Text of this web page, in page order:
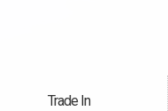
Trade In
買取無料査定